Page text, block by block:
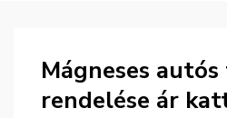
Mágneses
rendelése ár